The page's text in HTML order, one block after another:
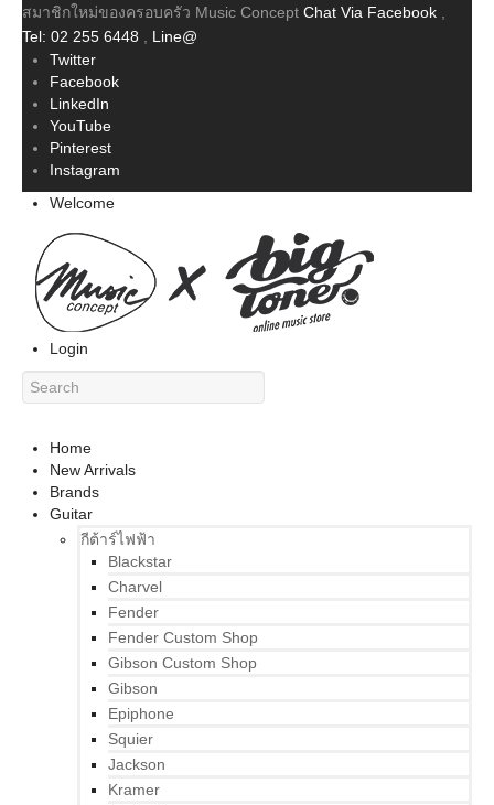
สมาชิกใหม่ของครอบครัว Music Concept Chat Via Facebook
Tel: 02 255 6448
Line@
Twitter
Facebook
LinkedIn
YouTube
Pinterest
Instagram
Welcome
Login
Home
New Arrivals
Brands
Guitar
กีต้าร์ไฟฟ้า
Blackstar
Charvel
Fender
Fender Custom Shop
Gibson Custom Shop
Gibson
Epiphone
Squier
Jackson
Kramer